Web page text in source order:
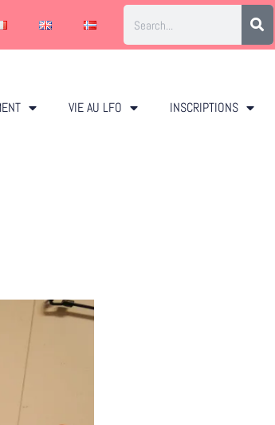
VIE AU LFO INSCRIPTIONS